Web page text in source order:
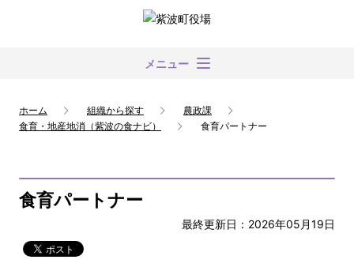
メニュー
ホーム 組織から探す
農政課
食育・地産地消（紫波の食ナビ）
食育パートナー
食育パートナー
最終更新日：2026年05月19日